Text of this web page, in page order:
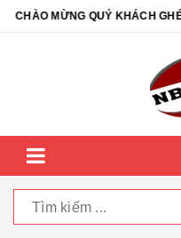
MỪNG QUÝ KHÁCH GHÉ